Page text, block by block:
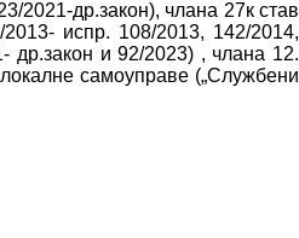
2021-др.закон), члана 27к став
испр. 108/2013, 142/2014,
др.закон и 92/2023) , члана 12.
самоуправе („Службени